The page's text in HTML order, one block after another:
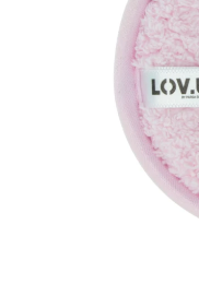
Sheet mask
Ögonvård
Ansiktskräm
Solskydd &
solkräm
Ansiktsmask
Rosacea